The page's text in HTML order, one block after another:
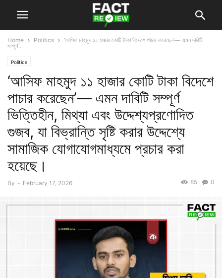
Home Politics
‘আসিফ মাহমুদ ১১ হাজার কোটি টাকা বিদেশে পাচার করেছেন’— এমন দাবিটি
সম্পূর্ণ...
Politics
‘আসিফ মাহমুদ ১১ হাজার কোটি টাকা বিদেশে
পাচার করেছেন’— এমন দাবিটি সম্পূর্ণ
ভিত্তিহীন, মিথ্যা এবং উদ্দেশ্যপ্রণোদিত
গুজব, যা বিভ্রান্তি সৃষ্টি করার উদ্দেশ্যে
সামাজিক যোগাযোগমাধ্যমে প্রচার করা
হয়েছে।
By - February 17, 2026 0
85